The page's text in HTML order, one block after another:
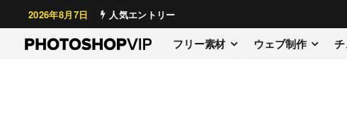
2026年8月7日 人気エントリー
フリー素材 ウェブ制作